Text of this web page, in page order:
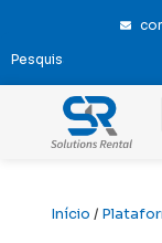
Início /